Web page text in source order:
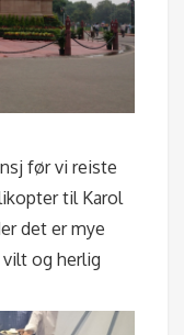
før vi reiste
til Karol
det er mye
og herlig